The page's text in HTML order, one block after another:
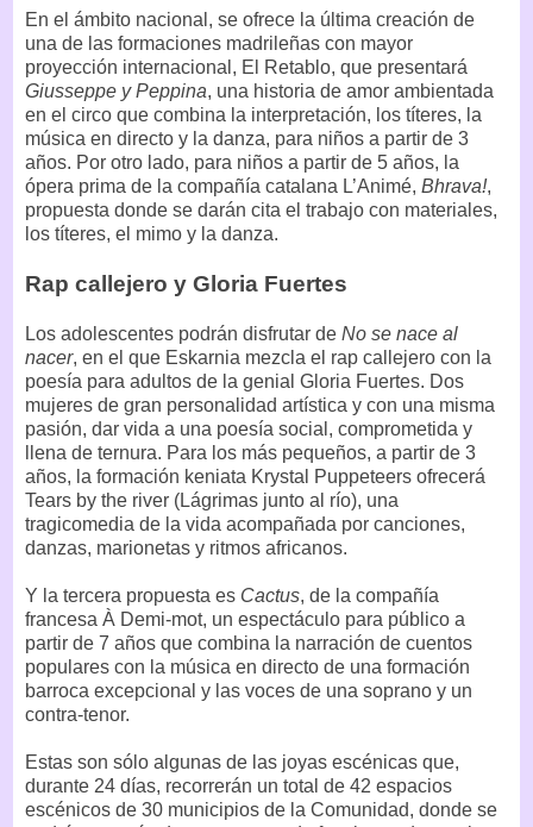
En el ámbito nacional, se ofrece la última creación de
una de las formaciones madrileñas con mayor
proyección internacional, El Retablo, que presentará
Giusseppe y Peppina, una historia de amor ambientada
en el circo que combina la interpretación, los títeres, la
música en directo y la danza, para niños a partir de 3
años. Por otro lado, para niños a partir de 5 años, la
ópera prima de la compañía catalana L’Animé, Bhrava!,
propuesta donde se darán cita el trabajo con materiales,
los títeres, el mimo y la danza.
Rap callejero y Gloria Fuertes
Los adolescentes podrán disfrutar de No se nace al
nacer, en el que Eskarnia mezcla el rap callejero con la
poesía para adultos de la genial Gloria Fuertes. Dos
mujeres de gran personalidad artística y con una misma
pasión, dar vida a una poesía social, comprometida y
llena de ternura. Para los más pequeños, a partir de 3
años, la formación keniata Krystal Puppeteers ofrecerá
Tears by the river (Lágrimas junto al río), una
tragicomedia de la vida acompañada por canciones,
danzas, marionetas y ritmos africanos.
Y la tercera propuesta es Cactus, de la compañía
francesa À Demi-mot, un espectáculo para público a
partir de 7 años que combina la narración de cuentos
populares con la música en directo de una formación
barroca excepcional y las voces de una soprano y un
contra-tenor.
Estas son sólo algunas de las joyas escénicas que,
durante 24 días, recorrerán un total de 42 espacios
escénicos de 30 municipios de la Comunidad, donde se